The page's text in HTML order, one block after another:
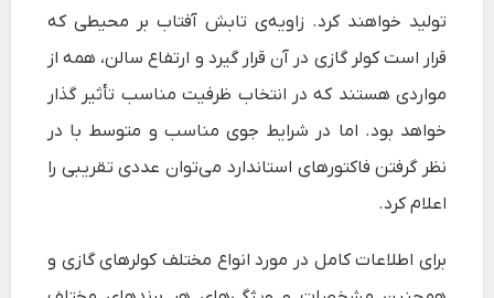
تولید خواهند کرد. زاویه‌‌ی تابش آفتاب بر محیطی که
قرار است کولر گازی در آن قرار گیرد و ارتفاع سالن، همه از
مواردی هستند که در انتخاب ظرفیت مناسب تأثیر گذار
خواهد بود. اما در شرایط جوی مناسب و متوسط با در
نظر گرفتن فاکتورهای استاندارد می‌توان عددی تقریبی را
اعلام کرد.
برای اطلاعات کامل در مورد انواع مختلف کولرهای گازی‌ و